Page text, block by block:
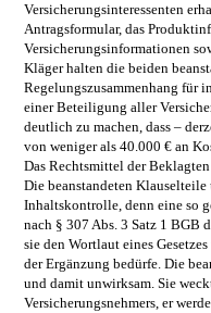
Versicherungsinteressenten
Antragsformular, das
Versicherungsinformationen
Kläger halten die beiden
Regelungszusammenhang für
einer Beteiligung aller
deutlich zu machen, dass –
von weniger als 40.000 € an
Das Rechtsmittel der
Die beanstandeten
Inhaltskontrolle, denn eine so
nach § 307 Abs. 3 Satz 1 BGB
sie den Wortlaut eines
der Ergänzung bedürfe. Die
und damit unwirksam. Sie
Versicherungsnehmers, er